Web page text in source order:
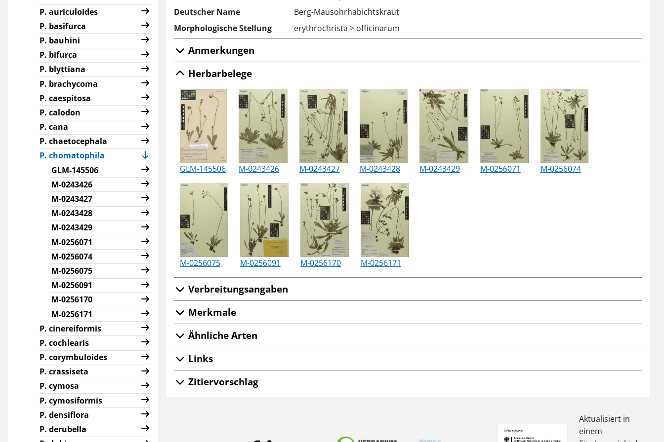
P. auriculoides
P. basifurca
P. bauhini
P. bifurca
P. blyttiana
P. brachycoma
P. caespitosa
P. calodon
P. cana
P. chaetocephala
P. chomatophila
GLM-145506
M-0243426
M-0243427
M-0243428
M-0243429
M-0256071
M-0256074
M-0256075
M-0256091
M-0256170
M-0256171
P. cinereiformis
P. cochlearis
P. corymbuloides
P. crassiseta
P. cymosa
P. cymosiformis
P. densiflora
P. derubella
Deutscher Name
Berg-Mausohrhabichtskraut
Morphologische Stellung
erythrochrista > officinarum
Anmerkungen
Herbarbelege
GLM-145506 M-0243426 M-0243427 M-0243428 M-0243429 M-0256071 M-0256074
M-0256075 M-0256091 M-0256170 M-0256171
Verbreitungsangaben
Merkmale
Ähnliche Arten
Links
Zitiervorschlag
Aktualisiert in
einem